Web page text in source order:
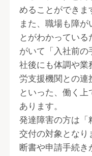
めることができま
また、職場も障が
とがわかってい
がいて「入社前の
社後にも体調や業
労支援機関との連
といった、働く
あります。
発達障害の方は「
交付の対象となり
断書や申請手続